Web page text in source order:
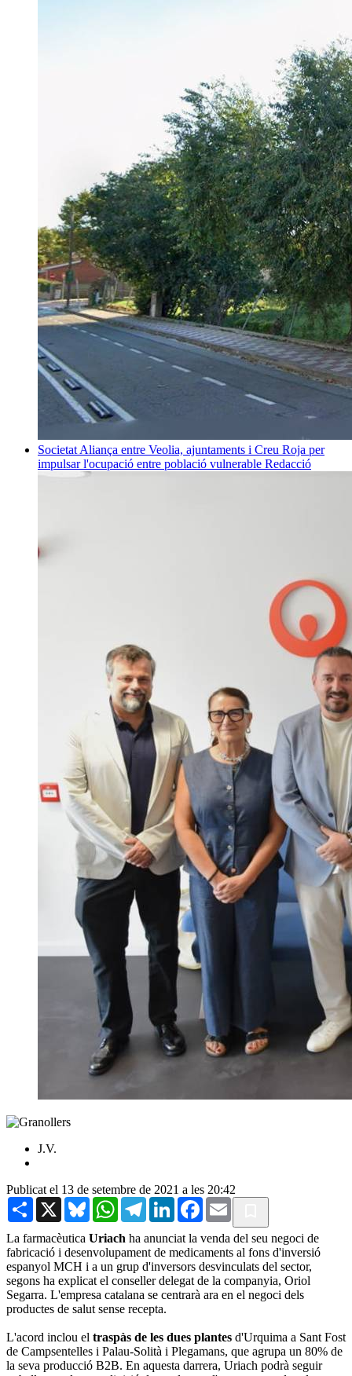
Societat Aliança entre Veolia, ajuntaments i Creu Roja per
impulsar l'ocupació entre població vulnerable Redacció
J.V.
Publicat el 13 de setembre de 2021 a les 20:42
Share X BlueskyWhatsAppTelegramLinkedInFacebook
Email
La farmacèutica Uriach ha anunciat la venda del seu negoci de
fabricació i desenvolupament de medicaments al fons d'inversió
espanyol MCH i a un grup d'inversors desvinculats del sector,
segons ha explicat el conseller delegat de la companyia, Oriol
Segarra. L'empresa catalana se centrarà ara en el negoci dels
productes de salut sense recepta.
L'acord inclou el traspàs de les dues plantes d'Urquima a Sant Fost
de Campsentelles i Palau-Solità i Plegamans, que agrupa un 80% de
la seva producció B2B. En aquesta darrera, Uriach podrà seguir